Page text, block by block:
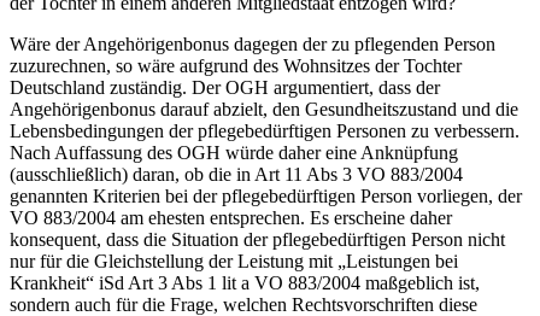
Wäre der Angehörigenbonus dagegen der zu pflegenden Person
zuzurechnen, so wäre aufgrund des Wohnsitzes der Tochter
Deutschland zuständig. Der OGH argumentiert, dass der
Angehörigenbonus darauf abzielt, den Gesundheitszustand und die
Lebensbedingungen der pflegebedürftigen Personen zu verbessern.
Nach Auffassung des OGH würde daher eine Anknüpfung
(ausschließlich) daran, ob die in Art 11 Abs 3 VO 883/2004
genannten Kriterien bei der pflegebedürftigen Person vorliegen, der
VO 883/2004 am ehesten entsprechen. Es erscheine daher
konsequent, dass die Situation der pflegebedürftigen Person nicht
nur für die Gleichstellung der Leistung mit „Leistungen bei
Krankheit“ iSd Art 3 Abs 1 lit a VO 883/2004 maßgeblich ist,
sondern auch für die Frage, welchen Rechtsvorschriften diese